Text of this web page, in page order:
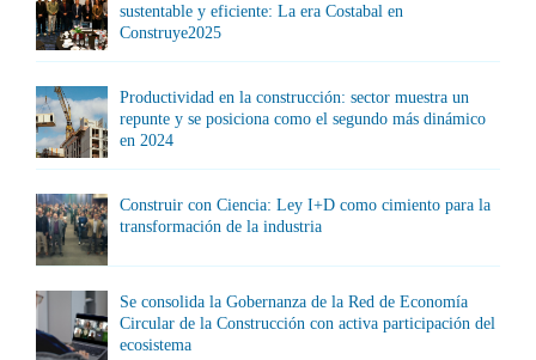
sustentable y eficiente: La era Costabal en
Construye2025
Productividad en la construcción: sector muestra un
repunte y se posiciona como el segundo más dinámico
en 2024
Construir con Ciencia: Ley I+D como cimiento para la
transformación de la industria
Se consolida la Gobernanza de la Red de Economía
Circular de la Construcción con activa participación del
ecosistema